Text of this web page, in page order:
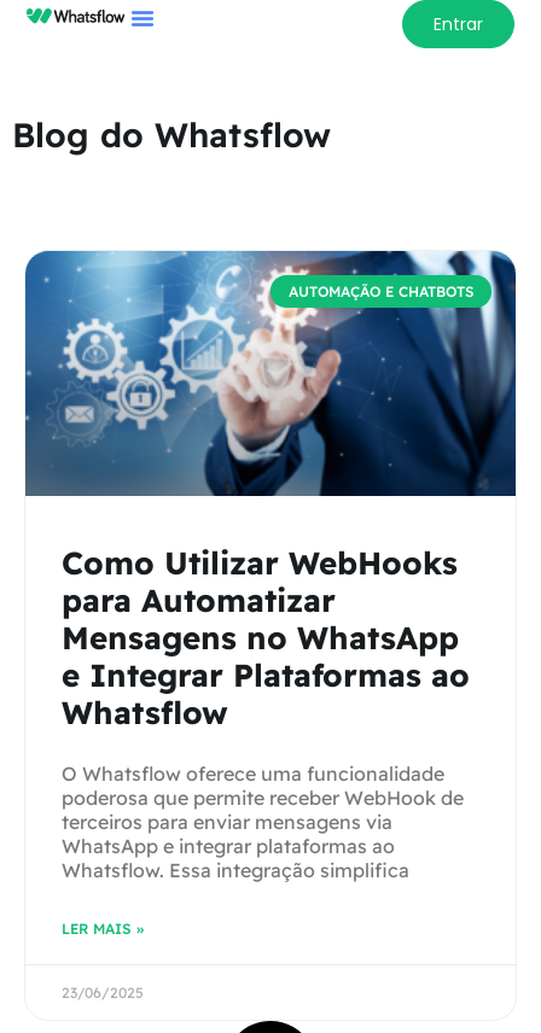
Entrar
Blog do Whatsflow
AUTOMAÇÃO E CHATBOTS
Como Utilizar WebHooks
para Automatizar
Mensagens no WhatsApp
e Integrar Plataformas ao
Whatsflow
O Whatsflow oferece uma funcionalidade
poderosa que permite receber WebHook de
terceiros para enviar mensagens via
WhatsApp e integrar plataformas ao
Whatsflow. Essa integração simplifica
LER MAIS »
23/06/2025